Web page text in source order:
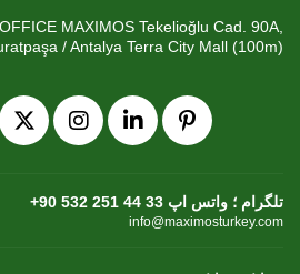
MAXIMOS Tekelioğlu Cad. 90A,
/ Antalya Terra City Mall (100m)
+90 532 251 44 33 تلگرام ؛ واتس اپ
info@maximosturkey.com